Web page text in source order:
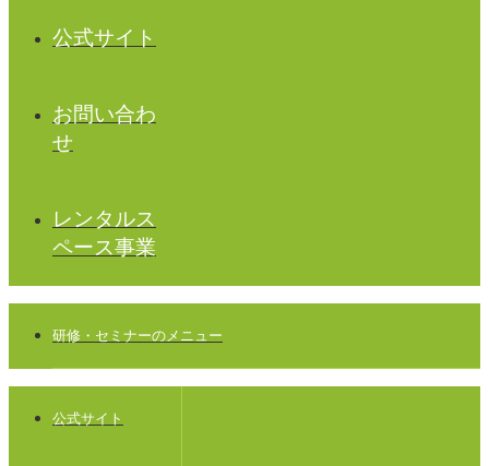
公式サイト
お問い合わ
せ
レンタルス
ペース事業
研修・セミナーのメニュー
公式サイト